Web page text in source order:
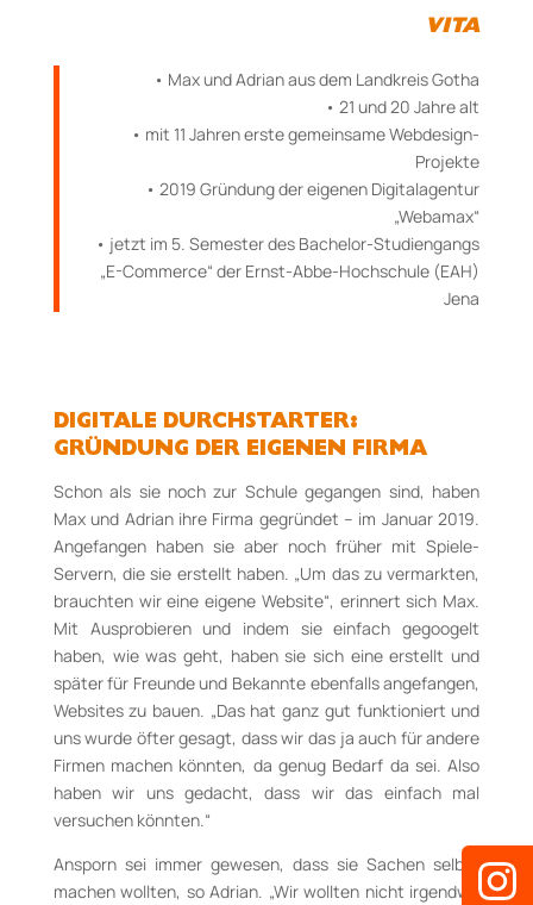
VITA
• Max und Adrian aus dem Landkreis Gotha
• 21 und 20 Jahre alt
• mit 11 Jahren erste gemeinsame Webdesign-
Projekte
• 2019 Gründung der eigenen Digitalagentur
„Webamax“
• jetzt im 5. Semester des Bachelor-Studiengangs
„E-Commerce“ der Ernst-Abbe-Hochschule (EAH)
Jena
DIGITALE DURCHSTARTER:
GRÜNDUNG DER EIGENEN FIRMA
Schon als sie noch zur Schule gegangen sind, haben
Max und Adrian ihre Firma gegründet – im Januar 2019.
Angefangen haben sie aber noch früher mit Spiele-
Servern, die sie erstellt haben. „Um das zu vermarkten,
brauchten wir eine eigene Website“, erinnert sich Max.
Mit Ausprobieren und indem sie einfach gegoogelt
haben, wie was geht, haben sie sich eine erstellt und
später für Freunde und Bekannte ebenfalls angefangen,
Websites zu bauen. „Das hat ganz gut funktioniert und
uns wurde öfter gesagt, dass wir das ja auch für andere
Firmen machen könnten, da genug Bedarf da sei. Also
haben wir uns gedacht, dass wir das einfach mal
versuchen könnten.“
Ansporn sei immer gewesen, dass sie Sachen selbst
machen wollten, so Adrian. „Wir wollten nicht irgendwo